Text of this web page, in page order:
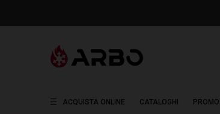
ACQUISTA ONLINE CATALOGHI